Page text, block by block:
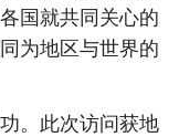
国就共同关心的
为地区与世界的
。此次访问获地